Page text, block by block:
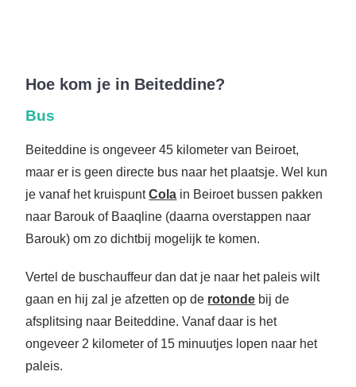
Hoe kom je in Beiteddine?
Bus
Beiteddine is ongeveer 45 kilometer van Beiroet,
maar er is geen directe bus naar het plaatsje. Wel kun
je vanaf het kruispuntCola in Beiroet bussen pakken
naar Barouk of Baaqline (daarna overstappen naar
Barouk) om zo dichtbij mogelijk te komen.
Vertel de buschauffeur dan dat je naar het paleis wilt
gaan en hij zal je afzetten op de rotonde bij de
afsplitsing naar Beiteddine. Vanaf daar is het
ongeveer 2 kilometer of 15 minuutjes lopen naar het
paleis.